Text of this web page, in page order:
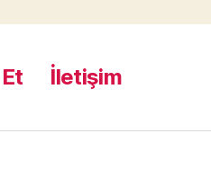
İletişim